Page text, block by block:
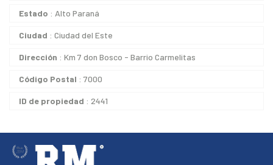
Estado : Alto Paraná
Ciudad : Ciudad del Este
Dirección : Km 7 don Bosco - Barrio Carmelitas
Código Postal : 7000
ID de propiedad : 2441